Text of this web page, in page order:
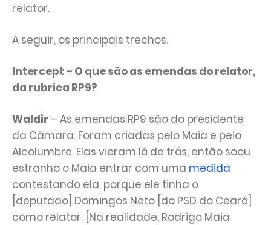
relator.
A seguir, os principais trechos.
Intercept – O que são as emendas do relator,
da rubrica RP9?
Waldir – As emendas RP9 são do presidente
da Câmara. Foram criadas pelo Maia e pelo
Alcolumbre. Elas vieram lá de trás, então soou
estranho o Maia entrar com uma medida
contestando ela, porque ele tinha o
[deputado] Domingos Neto [do PSD do Ceará]
como relator. [Na realidade, Rodrigo Maia